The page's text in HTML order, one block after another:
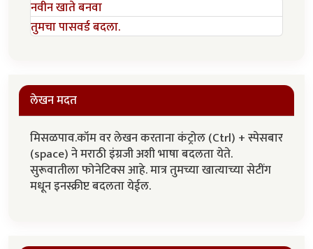
नवीन खाते बनवा
तुमचा पासवर्ड बदला.
लेखन मदत
मिसळपाव.कॉम वर लेखन करताना कंट्रोल (Ctrl) + स्पेसबार
(space) ने मराठी इंग्रजी अशी भाषा बदलता येते.
सुरूवातीला फोनेटिक्स आहे. मात्र तुमच्या खात्याच्या सेटींग
मधून इनस्क्रीप्ट बदलता येईल.